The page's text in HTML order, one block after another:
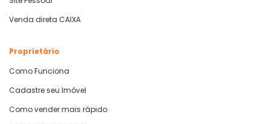
Venda direta CAIXA
Proprietário
Como Funciona
Cadastre seu Imóvel
Como vender mais rápido